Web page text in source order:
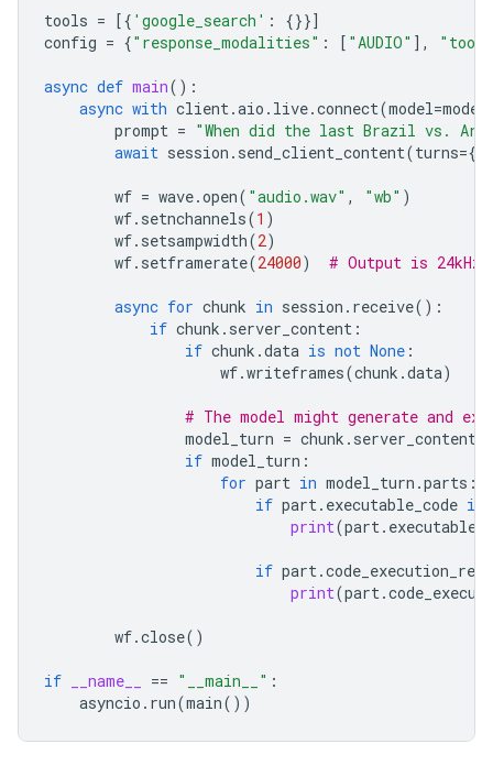
tools = [{ 'google_search' :
{}}]
config = {"response_modalities" : [ "AUDIO" ],
async def main():
async with client.aio . live.connect(model=model
prompt = "When did the last Brazil vs.
await session . send_client_content(turns={
wf = wave.open( "audio.wav" , "wb" )
wf. setnchannels(1 )
wf. setsampwidth(2)
wf. setframerate(24000) # Output is 24kHz
async for chunk in session . receive():
if chunk . server_content :
if chunk .data is not None :
wf.writeframes(chunk .data)
# The model might generate and
model_turn = chunk . server_content
if model_turn :
for part in model_turn .parts :
if part. executable_code is
print(part.
if part.
print(part.
wf.close()
if __name__ == "__main__" :
asyncio . run(main())